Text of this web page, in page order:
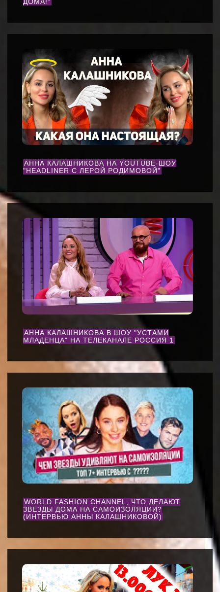
АННА КАЛАШНИКОВА НА YOUTUBE-ШОУ
"HEADLINER С ЛЕРОЙ РОДИМОВОЙ"
АННА КАЛАШНИКОВА В ШОУ "УСТАМИ
МЛАДЕНЦА" НА ТЕЛЕКАНАЛЕ РОССИЯ 1
WORLD FASHION CHANNEL, ЧТО ДЕЛАЮТ
ЗВЕЗДЫ ДОМА НА САМОИЗОЛЯЦИИ?
(ИНТЕРВЬЮ АННЫ КАЛАШНИКОВОЙ)